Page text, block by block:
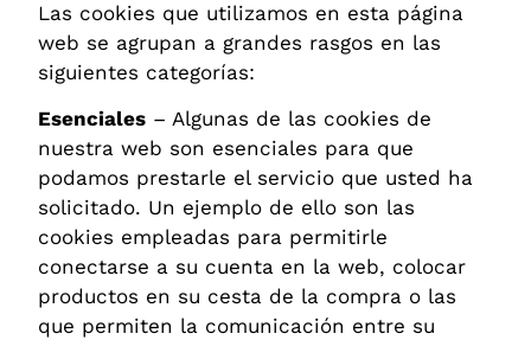
Las cookies que utilizamos en esta página
web se agrupan a grandes rasgos en las
siguientes categorías:
Esenciales – Algunas de las cookies de
nuestra web son esenciales para que
podamos prestarle el servicio que usted ha
solicitado. Un ejemplo de ello son las
cookies empleadas para permitirle
conectarse a su cuenta en la web, colocar
productos en su cesta de la compra o las
que permiten la comunicación entre su